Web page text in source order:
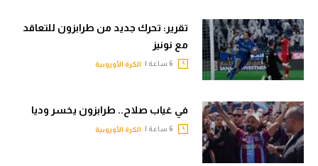
تقرير: تحرك جديد من طرابزون للتعاقد
مع نونيز
الكرة الأوروبية
في غياب صلاح.. طرابزون يخسر وديا
الكرة الأوروبية